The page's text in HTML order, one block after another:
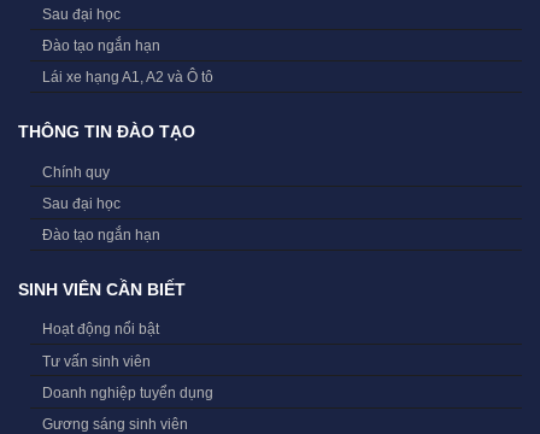
Sau đại học
Đào tạo ngắn hạn
Lái xe hạng A1, A2 và Ô tô
THÔNG TIN ĐÀO TẠO
Chính quy
Sau đại học
Đào tạo ngắn hạn
SINH VIÊN CẦN BIẾT
Hoạt động nổi bật
Tư vấn sinh viên
Doanh nghiệp tuyển dụng
Gương sáng sinh viên